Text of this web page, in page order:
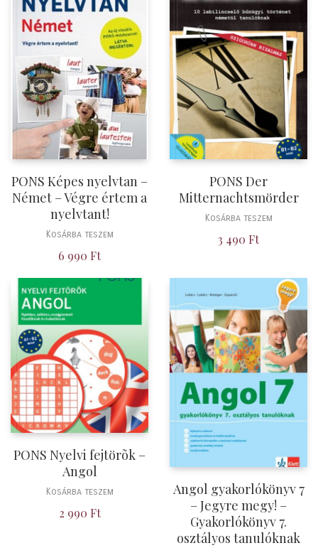
PONS Képes nyelvtan –
Német – Végre értem a
nyelvtant!
Kosárba teszem
6 990 Ft
PONS Der
Mitternachtsmörder
Kosárba teszem
3 490 Ft
PONS Nyelvi fejtörõk –
Angol
Kosárba teszem
2 990 Ft
Angol gyakorlókönyv 7
– Jegyre megy! –
Gyakorlókönyv 7.
osztályos tanulóknak